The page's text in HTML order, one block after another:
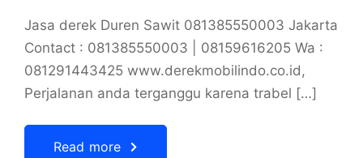
Jasa derek Duren Sawit 081385550003 Jakarta
Contact : 081385550003 | 08159616205 Wa :
081291443425 www.derekmobilindo.co.id,
Perjalanan anda terganggu karena trabel […]
Read more